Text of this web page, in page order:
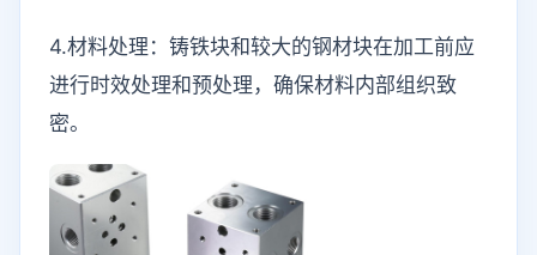
4.材料处理：铸铁块和较大的钢材块在加工前应
进行时效处理和预处理，确保材料内部组织致
密。